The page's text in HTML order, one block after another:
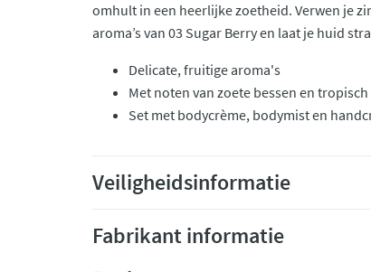
omhult in een heerlijke zoetheid. Verwen je
aroma’s van 03 Sugar Berry en laat je huid
Delicate, fruitige aroma's
Met noten van zoete bessen en
Set met bodycrème, bodymist en
Veiligheidsinformatie
Fabrikant informatie